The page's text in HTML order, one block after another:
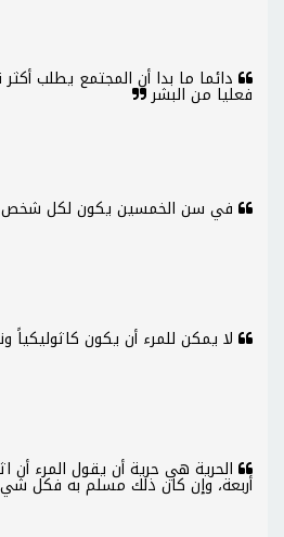
دائما ما بدا أن المجتمع يطلب
فعليا من البشر
في سن الخمسين يكون لكل شخص
لا يمكن للمرء أن يكون
الحرية هي حرية أن يقول المرء أن
أربعة، وإن كان ذلك مسلم به فكل